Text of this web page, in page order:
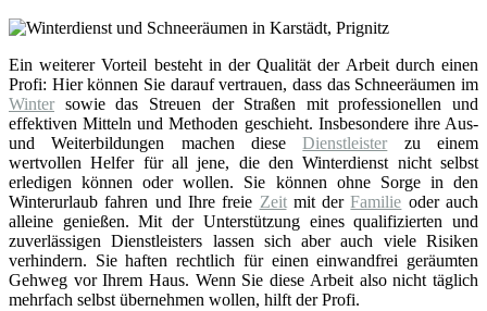
Ein weiterer Vorteil besteht in der Qualität der Arbeit durch einen
Profi: Hier können Sie darauf vertrauen, dass das Schneeräumen im
Winter sowie das Streuen der Straßen mit professionellen und
effektiven Mitteln und Methoden geschieht. Insbesondere ihre Aus-
und Weiterbildungen machen dieseDienstleister zu einem
wertvollen Helfer für all jene, die den Winterdienst nicht selbst
erledigen können oder wollen. Sie können ohne Sorge in den
Winterurlaub fahren und Ihre freie Zeitmit derFamilie oder auch
alleine genießen. Mit der Unterstützung eines qualifizierten und
zuverlässigen Dienstleisters lassen sich aber auch viele Risiken
verhindern. Sie haften rechtlich für einen einwandfrei geräumten
Gehweg vor Ihrem Haus. Wenn Sie diese Arbeit also nicht täglich
mehrfach selbst übernehmen wollen, hilft der Profi.